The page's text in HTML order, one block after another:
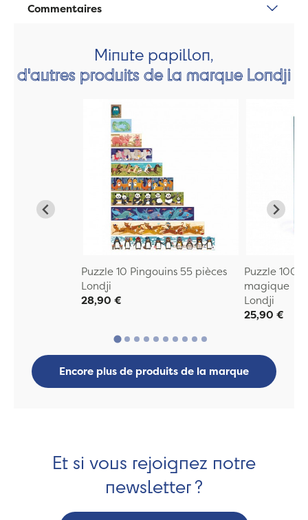
Commentaires
Minute papillon,
d'autres produits de la marque Londji
Puzzle 10 Pingouins 55 pièces
Londji
28,90 €
Puzzle 100
magique
Londji
25,90 €
Encore plus de produits de la marque
Et si vous rejoignez notre
newsletter ?